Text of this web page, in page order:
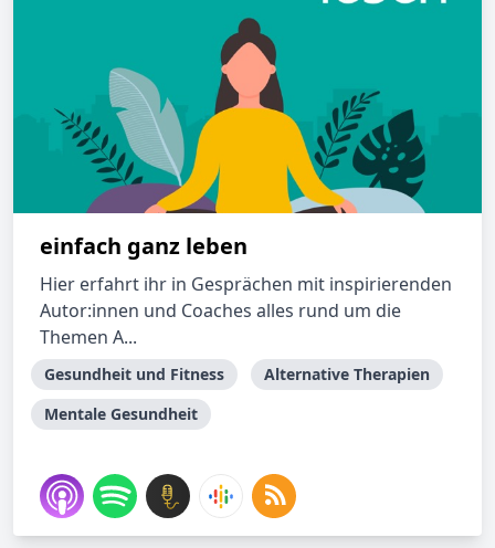
einfach ganz leben
Hier erfahrt ihr in Gesprächen mit inspirierenden
Autor:innen und Coaches alles rund um die
Themen A...
Gesundheit und Fitness
Alternative Therapien
Mentale Gesundheit